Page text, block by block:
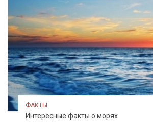
ФАКТЫ
Интересные факты о морях